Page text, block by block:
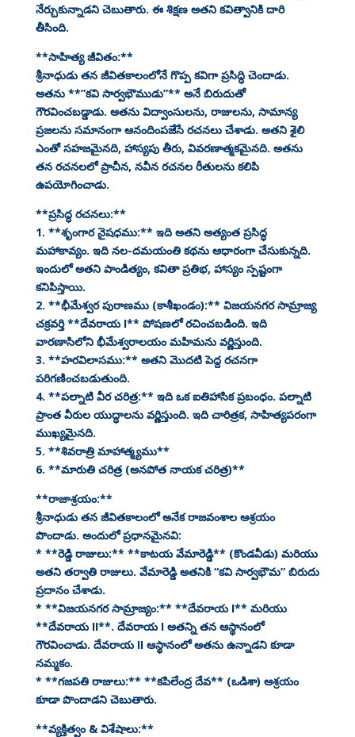
నేర్చుకున్నాడని చెబుతారు. ఈ శిక్షణ అతని కవిత్వానికి దారి
తీసింది.
**సాహిత్య జీవితం:**
శ్రీనాధుడు తన జీవితకాలంలోనే గొప్ప కవిగా ప్రసిద్ధి చెందాడు.
అతను **”కవి సార్వభౌముడు”** అనే బిరుదుతో
గౌరవించబడ్డాడు. అతను విద్వాంసులను, రాజులను, సామాన్య
ప్రజలను సమానంగా ఆనందింపజేసే రచనలు చేశాడు. అతని శైలి
ఎంతో సహజమైనది, హాస్యపు తీరు, వివరణాత్మకమైనది. అతను
తన రచనలలో ప్రాచీన, నవీన రచనల రీతులను కలిపి
ఉపయోగించాడు.
**ప్రసిద్ధ రచనలు:**
1. **శృంగార నైషధము:** ఇది అతని అత్యంత ప్రసిద్ధ
మహాకావ్యం. ఇది నల-దమయంతి కథను ఆధారంగా చేసుకున్నది.
ఇందులో అతని పాండిత్యం, కవితా ప్రతిభ, హాస్యం స్పష్టంగా
కనిపిస్తాయి.
2. **భీమేశ్వర పురాణము (కాశీఖండం):** విజయనగర సామ్రాజ్య
చక్రవర్తి **దేవరాయ I** పోషణలో రచించబడింది. ఇది
వారణాసిలోని భీమేశ్వరాలయం మహిమను వర్ణిస్తుంది.
3. **హరవిలాసము:** అతని మొదటి పెద్ద రచనగా
పరిగణించబడుతుంది.
4. **పల్నాటి వీర చరిత్ర:** ఇది ఒక ఐతిహాసిక ప్రబంధం. పల్నాటి
ప్రాంత వీరుల యుద్ధాలను వర్ణిస్తుంది. ఇది చారిత్రక, సాహిత్యపరంగా
ముఖ్యమైనది.
5. **శివరాత్రి మాహాత్మ్యము**
6. **మారుతి చరిత్ర (అనపోత నాయక చరిత్ర)**
**రాజాశ్రయం:**
శ్రీనాధుడు తన జీవితకాలంలో అనేక రాజవంశాల ఆశ్రయం
పొందాడు. అందులో ప్రధానమైనవి:
* **రెడ్డి రాజులు:** **కాటయ వేమారెడ్డి** (కొండవీడు) మరియు
అతని తర్వాతి రాజులు. వేమారెడ్డి అతనికి “కవి సార్వభౌమ” బిరుదు
ప్రదానం చేశాడు.
* **విజయనగర సామ్రాజ్యం:** **దేవరాయ I** మరియు
**దేవరాయ II**. దేవరాయ I అతన్ని తన ఆస్థానంలో
గౌరవించాడు. దేవరాయ II ఆస్థానంలో అతను ఉన్నాడని కూడా
నమ్మకం.
* **గజపతి రాజులు:** **కపిలేంద్ర దేవ** (ఒడిశా) ఆశ్రయం
కూడా పొందాడని చెబుతారు.
**వ్యక్తిత్వం & విశేషాలు:**